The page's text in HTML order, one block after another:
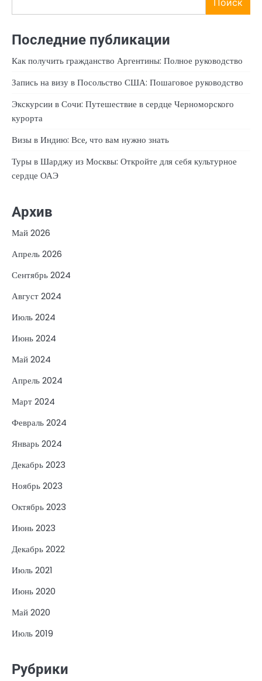
Последние публикации
Как получить гражданство Аргентины: Полное руководство
Запись на визу в Посольство США: Пошаговое руководство
Экскурсии в Сочи: Путешествие в сердце Черноморского
курорта
Визы в Индию: Все, что вам нужно знать
Туры в Шарджу из Москвы: Откройте для себя культурное
сердце ОАЭ
Архив
Май 2026
Апрель 2026
Сентябрь 2024
Август 2024
Июль 2024
Июнь 2024
Май 2024
Апрель 2024
Март 2024
Февраль 2024
Январь 2024
Декабрь 2023
Ноябрь 2023
Октябрь 2023
Июнь 2023
Декабрь 2022
Июль 2021
Июнь 2020
Май 2020
Июль 2019
Рубрики